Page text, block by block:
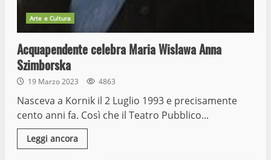
Arte e Cultura
Acquapendente celebra Maria Wislawa Anna
Szimborska
19 Marzo 2023 4863
Nasceva a Kornik il 2 Luglio 1993 e precisamente
cento anni fa. Così che il Teatro Pubblico...
Leggi ancora